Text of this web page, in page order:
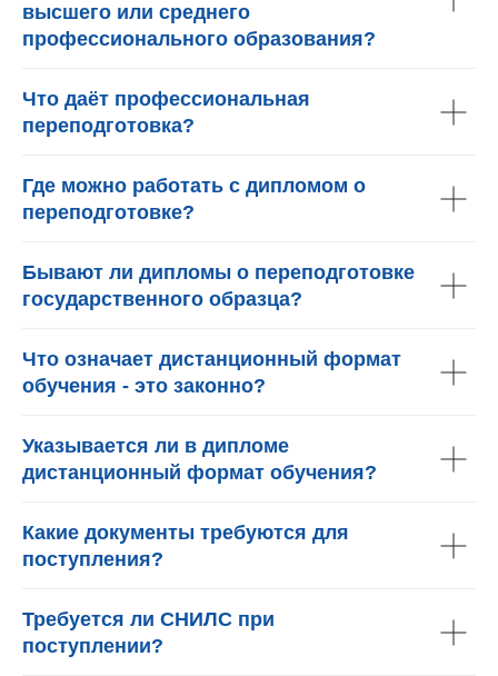
высшего или среднего
профессионального образования?
Что даёт профессиональная
переподготовка?
Где можно работать с дипломом о
переподготовке?
Бывают ли дипломы о переподготовке
государственного образца?
Что означает дистанционный формат
обучения - это законно?
Указывается ли в дипломе
дистанционный формат обучения?
Какие документы требуются для
поступления?
Требуется ли СНИЛС при
поступлении?